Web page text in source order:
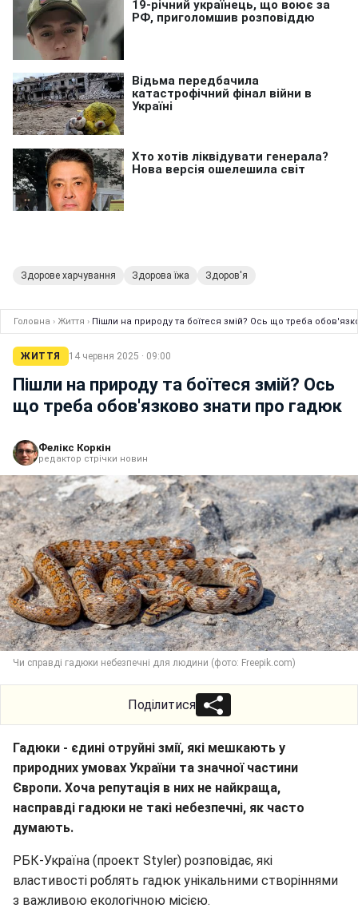
Здорове харчування Здорова їжа Здоров'я
Головна › Життя › Пішли на природу та боїтеся змій? Ось що треба
ЖИТТЯ 14 червня 2025 · 09:00
Пішли на природу та боїтеся змій? Ось
що треба обов'язково знати про гадюк
Фелікс Коркін
редактор стрічки новин
Чи справді гадюки небезпечні для людини (фото: Freepik.com)
Поділитися
Гадюки - єдині отруйні змії, які мешкають у
природних умовах України та значної частини
Європи. Хоча репутація в них не найкраща,
насправді гадюки не такі небезпечні, як часто
думають.
РБК-Україна (проект Styler) розповідає, які
властивості роблять гадюк унікальними створіннями
з важливою екологічною місією.